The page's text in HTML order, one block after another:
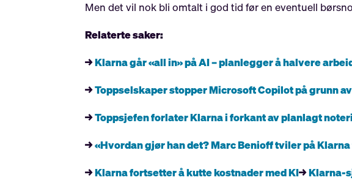
Men det vil nok bli omtalt i god tid før en eventuell
Relaterte saker:
→Klarna går «all in» på AI – planlegger å halvere
→Toppselskaper stopper Microsoft Copilot på grunn
→Toppsjefen forlater Klarna i forkant av planlagt
→«Hvordan gjør han det? Marc Benioff tviler på
→Klarna fortsetter å kutte kostnader med KI→Klarna-